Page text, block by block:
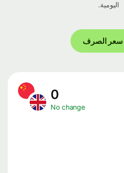
اليومية.
الصرف
No change